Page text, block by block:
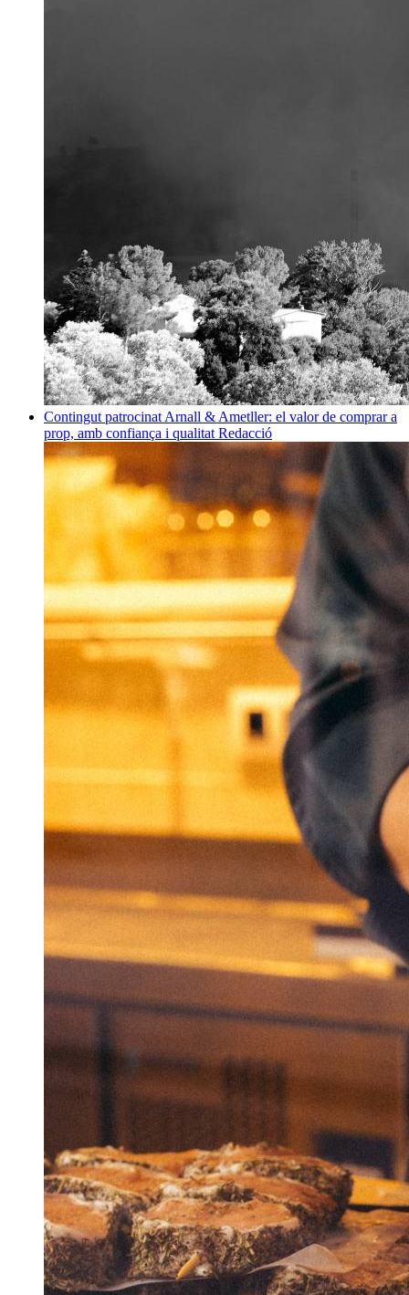
Contingut patrocinat Arnall & Ametller: el valor de comprar a
prop, amb confiança i qualitat Redacció